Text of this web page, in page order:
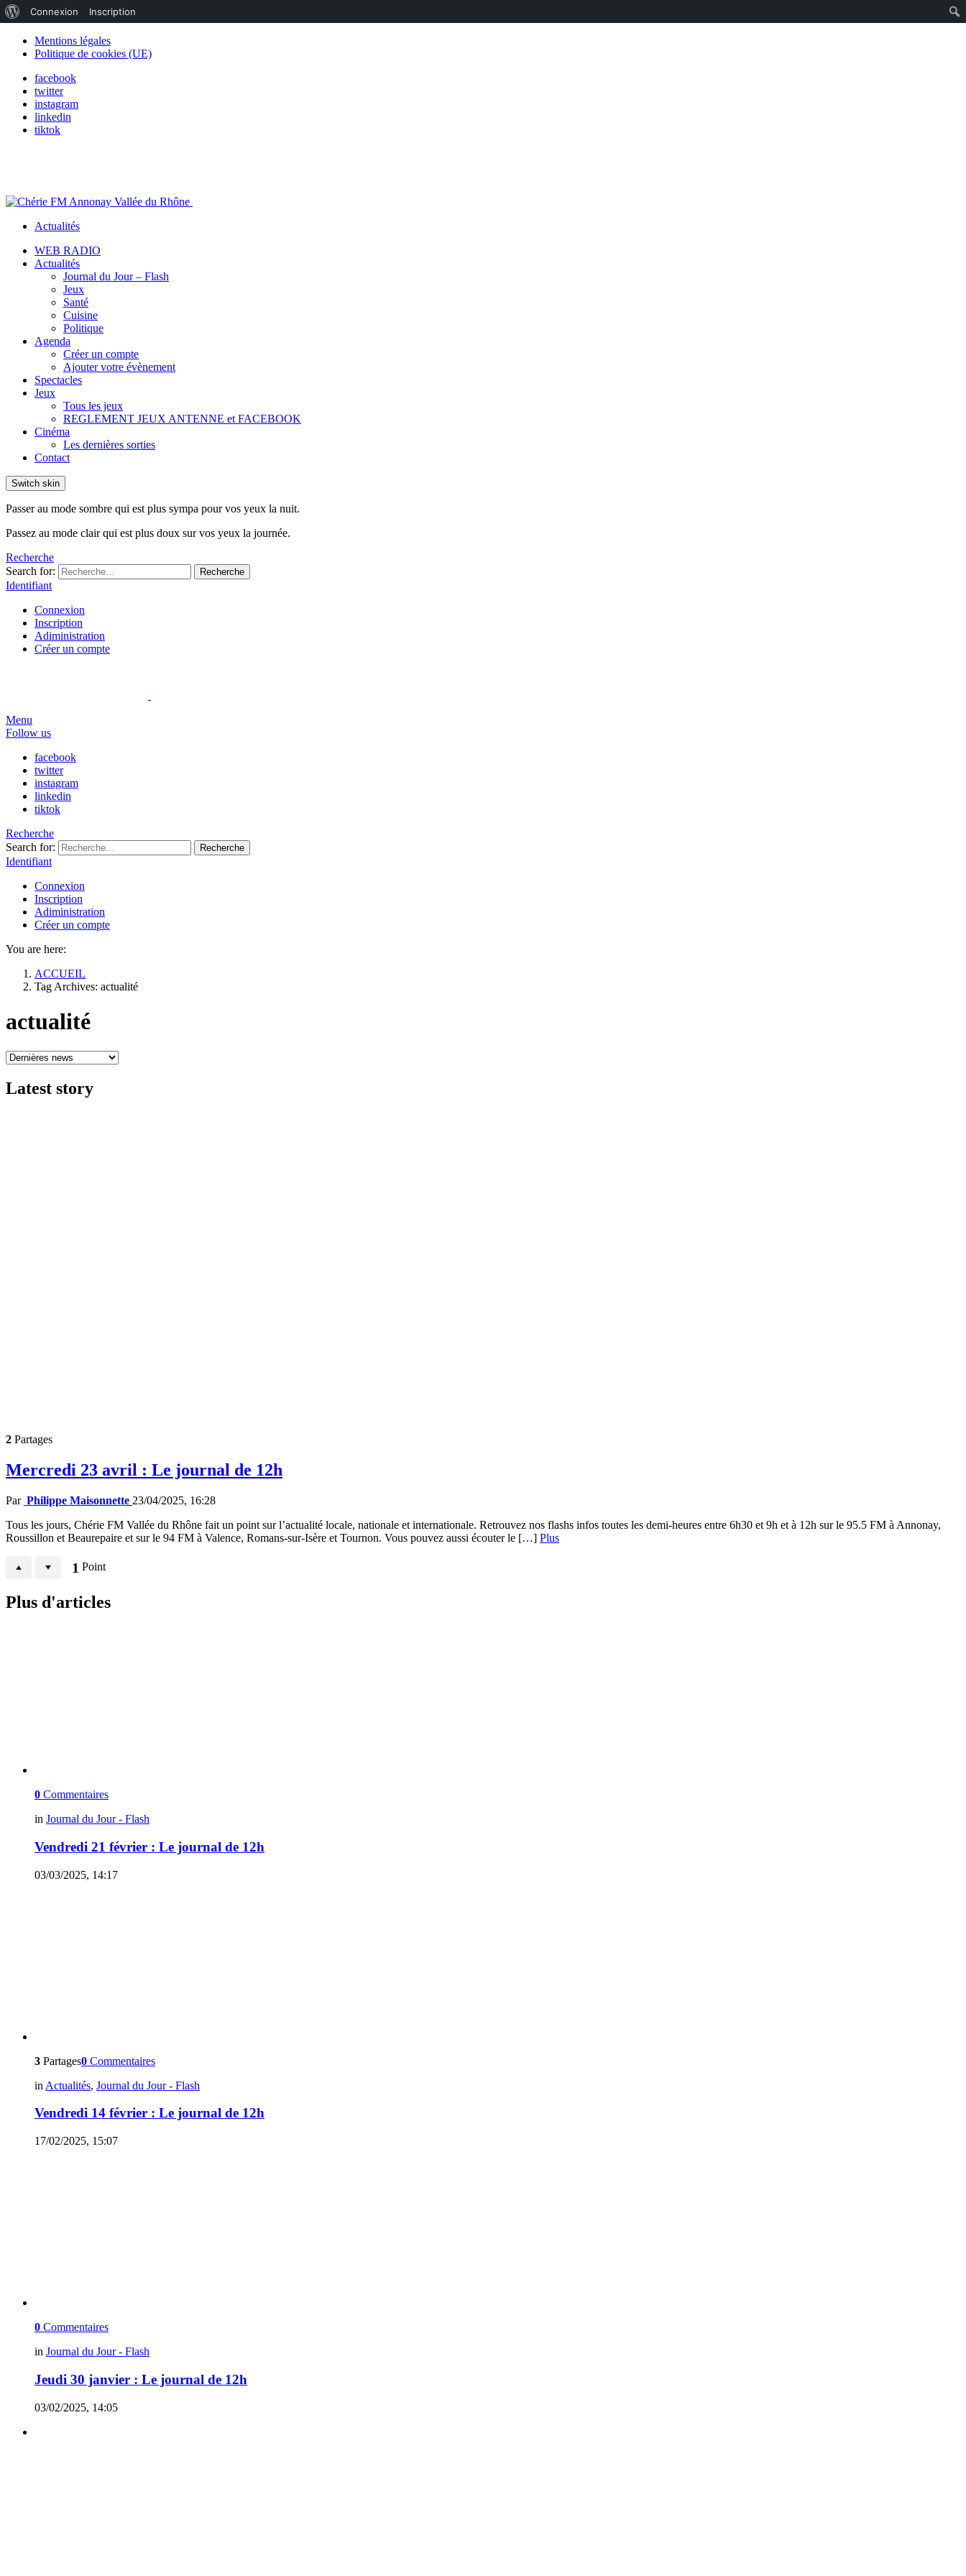
Mentions légales
Politique de cookies (UE)
facebook
twitter
instagram
linkedin
tiktok
Actualités
WEB RADIO
Actualités
Journal du Jour – Flash
Jeux
Santé
Cuisine
Politique
Agenda
Créer un compte
Ajouter votre évènement
Spectacles
Jeux
Tous les jeux
REGLEMENT JEUX ANTENNE et FACEBOOK
Cinéma
Les dernières sorties
Contact
Switch skin
Passer au mode sombre qui est plus sympa pour vos yeux la nuit.
Passez au mode clair qui est plus doux sur vos yeux la journée.
Recherche
Search for:
Recherche
Identifiant
Connexion
Inscription
Adiministration
Créer un compte
Menu
Follow us
facebook
twitter
instagram
linkedin
tiktok
Recherche
Search for:
Recherche
Identifiant
Connexion
Inscription
Adiministration
Créer un compte
You are here:
ACCUEIL
Tag Archives: actualité
actualité
Latest story
2 Partages
Mercredi 23 avril : Le journal de 12h
Par Philippe Maisonnette 23/04/2025, 16:28
Tous les jours, Chérie FM Vallée du Rhône fait un point sur l’actualité locale, nationale et internationale. Retrouvez nos flashs infos toutes les demi-heures entre 6h30 et 9h et à 12h sur le 95.5 FM à Annonay,
Roussillon et Beaurepaire et sur le 94 FM à Valence, Romans-sur-Isère et Tournon. Vous pouvez aussi écouter le […] Plus
1 Point
Plus d'articles
0 Commentaires
in Journal du Jour - Flash
Vendredi 21 février : Le journal de 12h
03/03/2025, 14:17
3 Partages0 Commentaires
in Actualités, Journal du Jour - Flash
Vendredi 14 février : Le journal de 12h
17/02/2025, 15:07
0 Commentaires
in Journal du Jour - Flash
Jeudi 30 janvier : Le journal de 12h
03/02/2025, 14:05
de
WordPress
Connexion Inscription